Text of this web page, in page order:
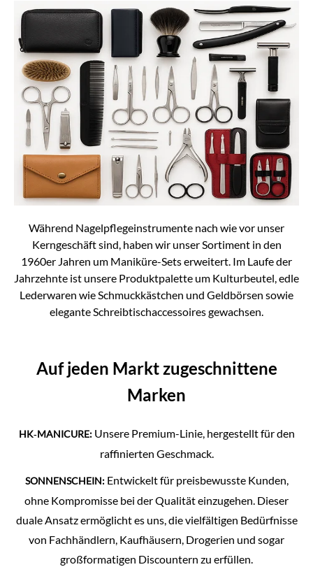
Während Nagelpflegeinstrumente nach wie vor unser
Kerngeschäft sind, haben wir unser Sortiment in den
1960er Jahren um Maniküre-Sets erweitert. Im Laufe der
Jahrzehnte ist unsere Produktpalette um Kulturbeutel, edle
Lederwaren wie Schmuckkästchen und Geldbörsen sowie
elegante Schreibtischaccessoires gewachsen.
Auf jeden Markt zugeschnittene
Marken
HK‑MANICURE:Unsere Premium-Linie, hergestellt für den
raffinierten Geschmack.
SONNENSCHEIN:Entwickelt für preisbewusste Kunden,
ohne Kompromisse bei der Qualität einzugehen. Dieser
duale Ansatz ermöglicht es uns, die vielfältigen Bedürfnisse
von Fachhändlern, Kaufhäusern, Drogerien und sogar
großformatigen Discountern zu erfüllen.